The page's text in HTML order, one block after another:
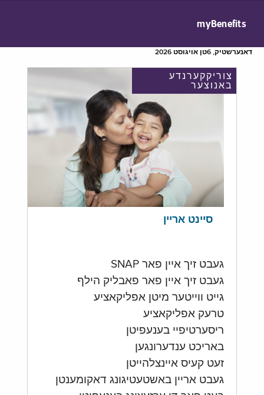
myBenefits
דאנערשטיק, 6טן אויגוסט 2026
צוריקקערנדע
באנוצער
סיינט אריין
געבט זיך איין פאר SNAP
געבט זיך איין פאר פאבליק הילף
גייט ווייטער מיטן אפליקאציע
טרעק אפליקאציע
ריסערטיפיי בענעפיטן
באריכט ענדערונגען
זעט קעיס איינצלהייטן
געבט אריין באשטעטיגונג דאקומענטן